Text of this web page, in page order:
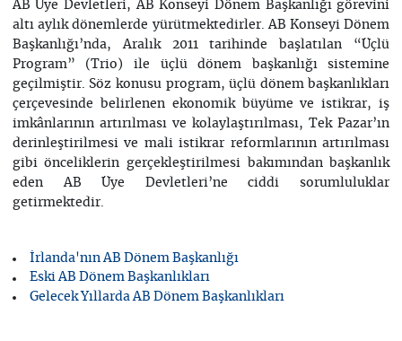
AB Üye Devletleri, AB Konseyi Dönem Başkanlığı görevini
altı aylık dönemlerde yürütmektedirler. AB Konseyi Dönem
Başkanlığı’nda, Aralık 2011 tarihinde başlatılan “Üçlü
Program” (Trio) ile üçlü dönem başkanlığı sistemine
geçilmiştir. Söz konusu program, üçlü dönem başkanlıkları
çerçevesinde belirlenen ekonomik büyüme ve istikrar, iş
imkânlarının artırılması ve kolaylaştırılması, Tek Pazar’ın
derinleştirilmesi ve mali istikrar reformlarının artırılması
gibi önceliklerin gerçekleştirilmesi bakımından başkanlık
eden AB Üye Devletleri’ne ciddi sorumluluklar
getirmektedir.
İrlanda'nın AB Dönem Başkanlığı
Eski AB Dönem Başkanlıkları
Gelecek Yıllarda AB Dönem Başkanlıkları